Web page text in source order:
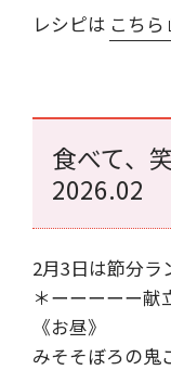
レシピは こちら
食べて、
2026.02
2月3日は節分ラ
＊ーーーーー献
《お昼》
みそそぼろの鬼